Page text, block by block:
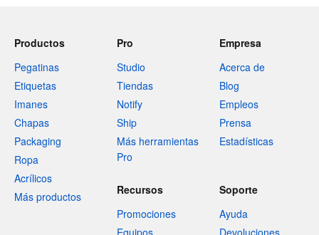
Productos
Pegatinas
Etiquetas
Imanes
Chapas
Packaging
Ropa
Acrílicos
Más productos
Pro
Studio
Tiendas
Notify
Ship
Más herramientas
Pro
Empresa
Acerca de
Blog
Empleos
Prensa
Estadísticas
Recursos
Promociones
Equipos
Soporte
Ayuda
Devoluciones